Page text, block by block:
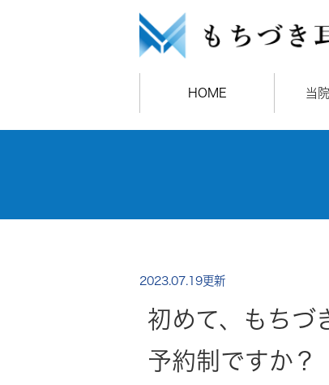
HOME 当
2023.07.19更新
初めて、もちづ
予約制ですか？